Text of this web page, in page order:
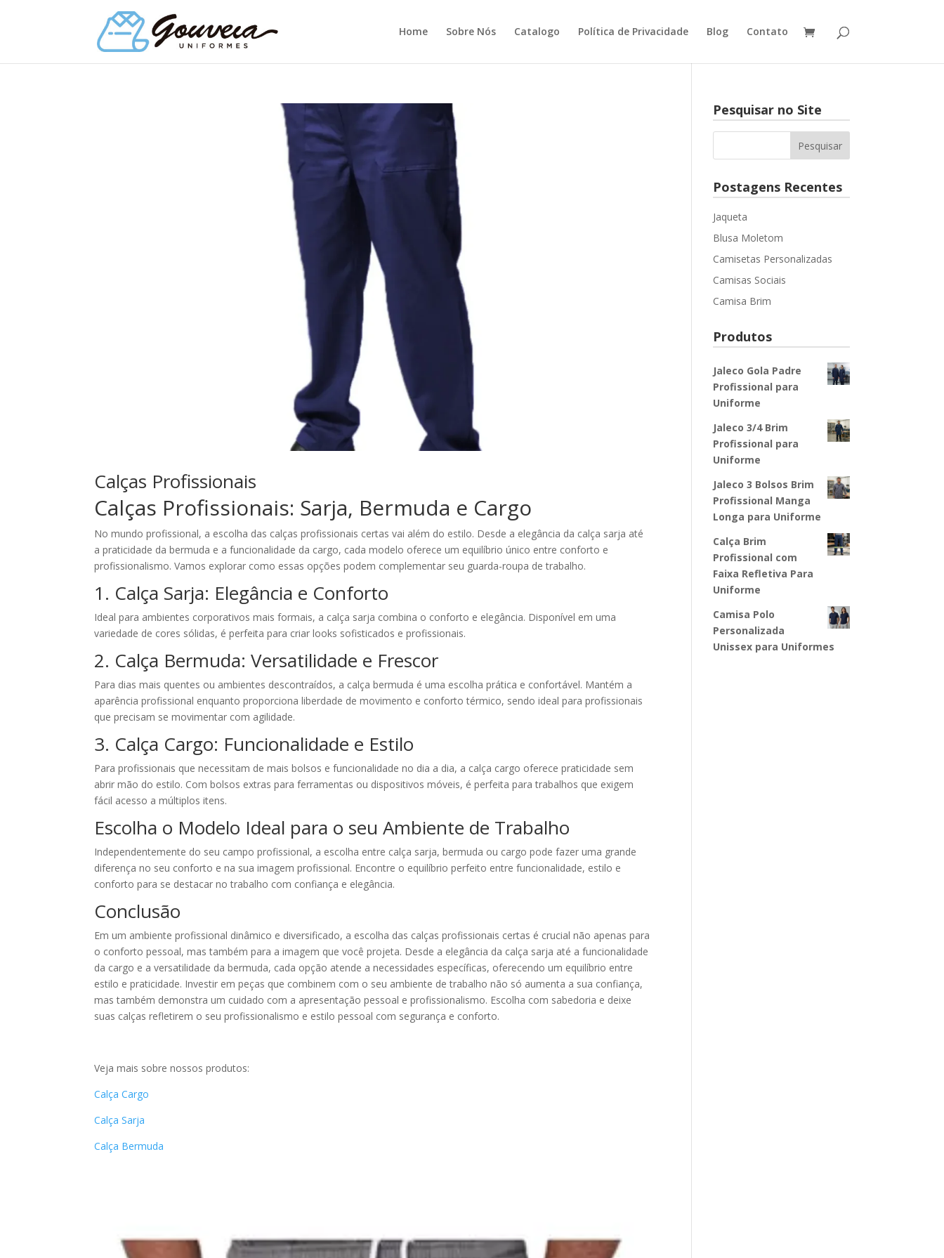
Home Sobre Nós Catalogo Política de Privacidade Blog Contato
Calças Profissionais
Calças Profissionais: Sarja, Bermuda e Cargo
No mundo profissional, a escolha das calças profissionais certas vai além do estilo. Desde a elegância da calça sarja até
a praticidade da bermuda e a funcionalidade da cargo, cada modelo oferece um equilíbrio único entre conforto e
profissionalismo. Vamos explorar como essas opções podem complementar seu guarda-roupa de trabalho.
1. Calça Sarja: Elegância e Conforto
Ideal para ambientes corporativos mais formais, a calça sarja combina o conforto e elegância. Disponível em uma
variedade de cores sólidas, é perfeita para criar looks sofisticados e profissionais.
2. Calça Bermuda: Versatilidade e Frescor
Para dias mais quentes ou ambientes descontraídos, a calça bermuda é uma escolha prática e confortável. Mantém a
aparência profissional enquanto proporciona liberdade de movimento e conforto térmico, sendo ideal para profissionais
que precisam se movimentar com agilidade.
3. Calça Cargo: Funcionalidade e Estilo
Para profissionais que necessitam de mais bolsos e funcionalidade no dia a dia, a calça cargo oferece praticidade sem
abrir mão do estilo. Com bolsos extras para ferramentas ou dispositivos móveis, é perfeita para trabalhos que exigem
fácil acesso a múltiplos itens.
Escolha o Modelo Ideal para o seu Ambiente de Trabalho
Independentemente do seu campo profissional, a escolha entre calça sarja, bermuda ou cargo pode fazer uma grande
diferença no seu conforto e na sua imagem profissional. Encontre o equilíbrio perfeito entre funcionalidade, estilo e
conforto para se destacar no trabalho com confiança e elegância.
Conclusão
Em um ambiente profissional dinâmico e diversificado, a escolha das calças profissionais certas é crucial não apenas para
o conforto pessoal, mas também para a imagem que você projeta. Desde a elegância da calça sarja até a funcionalidade
da cargo e a versatilidade da bermuda, cada opção atende a necessidades específicas, oferecendo um equilíbrio entre
estilo e praticidade. Investir em peças que combinem com o seu ambiente de trabalho não só aumenta a sua confiança,
mas também demonstra um cuidado com a apresentação pessoal e profissionalismo. Escolha com sabedoria e deixe
suas calças refletirem o seu profissionalismo e estilo pessoal com segurança e conforto.
Veja mais sobre nossos produtos:
Calça Cargo
Calça Sarja
Calça Bermuda
Pesquisar no Site
Postagens Recentes
Jaqueta
Blusa Moletom
Camisetas Personalizadas
Camisas Sociais
Camisa Brim
Produtos
Jaleco Gola Padre
Profissional para
Uniforme
Jaleco 3/4 Brim
Profissional para
Uniforme
Jaleco 3 Bolsos Brim
Profissional Manga
Longa para Uniforme
Calça Brim
Profissional com
Faixa Refletiva Para
Uniforme
Camisa Polo
Personalizada
Unissex para Uniformes